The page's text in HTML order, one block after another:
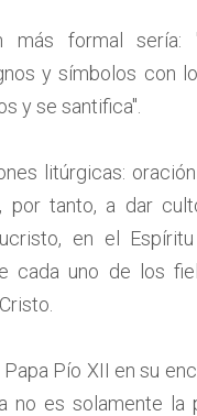
más formal sería:
y símbolos con
y se santifica".
litúrgicas:
por tanto, a dar
en el
cada uno de los
Papa Pío XII en su
no es solamente